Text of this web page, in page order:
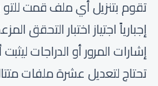
تقوم بتنزيل أي ملف قمت
إجبارياً اجتياز اختبار التحقق
إشارات المرور أو الدراجات
تحتاج لتعديل عشرة ملفات